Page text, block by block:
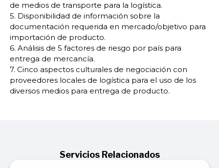
de medios de transporte para la logística.
5. Disponibilidad de información sobre la
documentación requerida en mercado/objetivo para
importación de producto.
6. Análisis de 5 factores de riesgo por país para
entrega de mercancía.
7. Cinco aspectos culturales de negociación con
proveedores locales de logística para el uso de los
diversos medios para entrega de producto.
Servicios Relacionados